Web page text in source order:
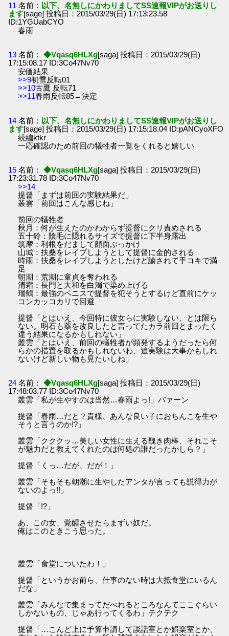
11 名前： 以下、名無しにかわりましてSS速報VIPがお送りし
ます[sage] 投稿日：2015/03/29(日) 17:13:23.58
ID:1YGUabCYO
春雨
13 名前： ◆Vqasq6HLXg[saga] 投稿日：2015/03/29(日)
17:15:08.17 ID:3Co47Nv70
安価結果
>>9初雪反転01
>>10古鷹 反転71
>>11春雨反転85←決定
14 名前： 以下、名無しにかわりましてSS速報VIPがお送りし
ます[sage] 投稿日：2015/03/29(日) 17:15:18.04 ID:pANCyoXFO
続編ktkr
一応確認のため前回の犠牲者一覧をくれると嬉しい
15 名前： ◆Vqasq6HLXg[saga] 投稿日：2015/03/29(日)
17:23:31.78 ID:3Co47Nv70
>>14
提督「まずは前回の実験結果だ」
叢雲「前回はこんな感じね」
前回の犠牲者
秋月：何が生えたのかわからず提督にクリ責めされる
五十鈴：陰毛に隠れるサイズで提督に下半身露出
筑摩：利根をだまして顔面ぶっかけ
山城：扶桑をレイプしようとして提督に金的される
時雨：扶桑をレイプしようとしたけど諭されて手コキで満
足
朝潮：荒潮に童貞を奪われる
清霜：長門と大和を白濁で染め上げる
瑞鶴：最強のペニスで提督を犯そうとするけど直前にケッ
コンカッコカリで回避
提督「とはいえ、今回特に彼女らに実験しない、とは限ら
ない。明石も薬を改良したと言ってたカラ前回とまったく
違う結果になるかもしれない」
叢雲「とはいえ、前回の犠牲者が頻発するようだったら何
らかの措置を取るかもしれないわ、追実験は大事かもしれ
ないけど新しい物も見たいしね」
24 名前： ◆Vqasq6HLXg[saga] 投稿日：2015/03/29(日)
17:48:03.77 ID:3Co47Nv70
叢雲「私が生やすのは当然…春雨よっ!」バァーン
提督「春雨…だと？貴様、あんな良い子におちんこを生や
そうと言うのか!?」
叢雲「クククッ…美しい女性に生える醜き肉棒、それこそ
が魅力だと教えてくれたのは何処の誰だったかしら？」
提督「くっ…だが、だが！」
叢雲「そもそも朝潮に生やしたアンタが言っても説得力が
ないのよっ!!」
提督「!?」
あ、この女、覚醒させたらまずい奴だ。
俺はこのときこう思った。
叢雲「食堂についたわ！」
提督「というかお前ら、仕事のない時は大抵食堂にいるん
だな」
叢雲「みんなで集まってだべれるところなんてここぐらい
しかないもの、じゃあ行ってくるわ」テクテク
提督「…こんど上に予算申請して談話室とか娯楽室とか、